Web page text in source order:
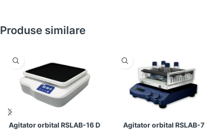
Produse similare
Agitator orbital RSLAB-16 D Agitator orbital RSLAB-7